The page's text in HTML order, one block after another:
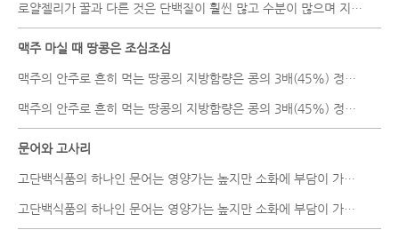
로얄젤리가 꿀과 다른 것은 단백질이 훨씬 많고 수분이 많으며 지방산..
맥주 마실 때 땅콩은 조심조심
맥주의 안주로 흔히 먹는 땅콩의 지방함량은 콩의 3배(45%) 정도로 많..
맥주의 안주로 흔히 먹는 땅콩의 지방함량은 콩의 3배(45%) 정도로 많..
문어와 고사리
고단백식품의 하나인 문어는 영양가는 높지만 소화에 부담이 가는 식품..
고단백식품의 하나인 문어는 영양가는 높지만 소화에 부담이 가는 식품..